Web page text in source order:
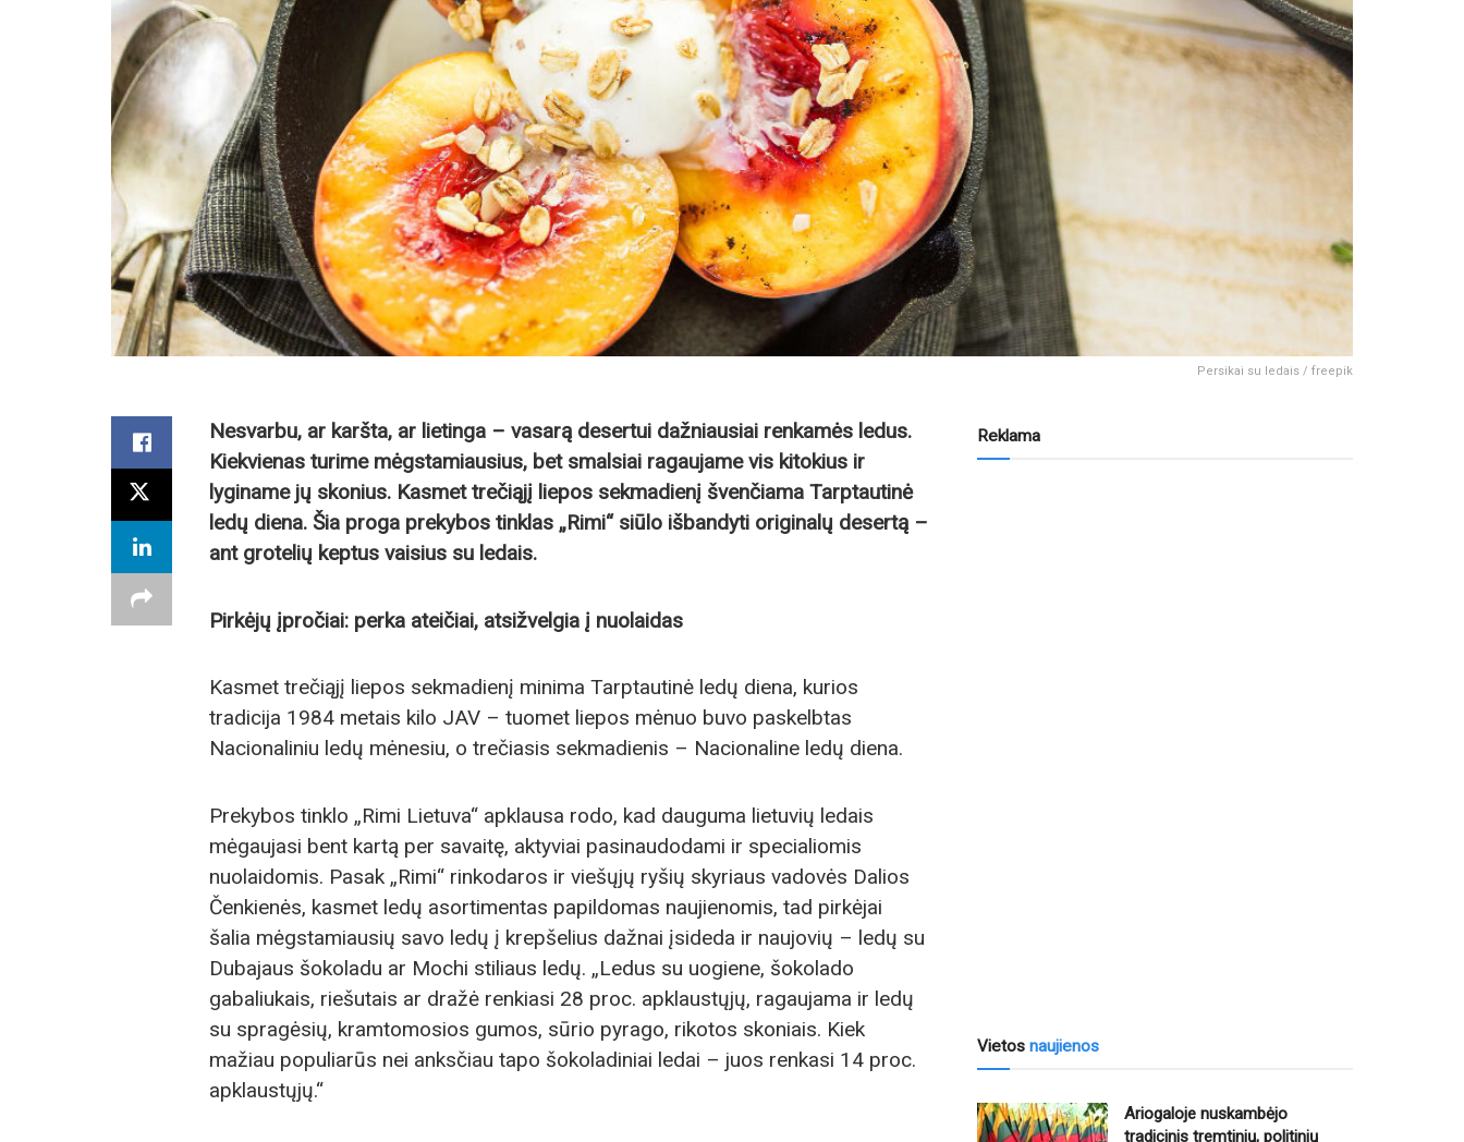
Persikai su ledais / freepik
Nesvarbu, ar karšta, ar lietinga – vasarą desertui dažniausiai renkamės ledus.
Kiekvienas turime mėgstamiausius, bet smalsiai ragaujame vis kitokius ir
lyginame jų skonius. Kasmet trečiąjį liepos sekmadienį švenčiama Tarptautinė
ledų diena. Šia proga prekybos tinklas „Rimi“ siūlo išbandyti originalų desertą –
ant grotelių keptus vaisius su ledais.
Pirkėjų įpročiai: perka ateičiai, atsižvelgia į nuolaidas
Kasmet trečiąjį liepos sekmadienį minima Tarptautinė ledų diena, kurios
tradicija 1984 metais kilo JAV – tuomet liepos mėnuo buvo paskelbtas
Nacionaliniu ledų mėnesiu, o trečiasis sekmadienis – Nacionaline ledų diena.
Prekybos tinklo „Rimi Lietuva“ apklausa rodo, kad dauguma lietuvių ledais
mėgaujasi bent kartą per savaitę, aktyviai pasinaudodami ir specialiomis
nuolaidomis. Pasak „Rimi“ rinkodaros ir viešųjų ryšių skyriaus vadovės Dalios
Čenkienės, kasmet ledų asortimentas papildomas naujienomis, tad pirkėjai
šalia mėgstamiausių savo ledų į krepšelius dažnai įsideda ir naujovių – ledų su
Dubajaus šokoladu ar Mochi stiliaus ledų. „Ledus su uogiene, šokolado
gabaliukais, riešutais ar dražė renkiasi 28 proc. apklaustųjų, ragaujama ir ledų
su spragėsių, kramtomosios gumos, sūrio pyrago, rikotos skoniais. Kiek
mažiau populiarūs nei anksčiau tapo šokoladiniai ledai – juos renkasi 14 proc.
apklaustųjų.“
Reklama
Vietos naujienos
Ariogaloje nuskambėjo
tradicinis tremtinių, politinių